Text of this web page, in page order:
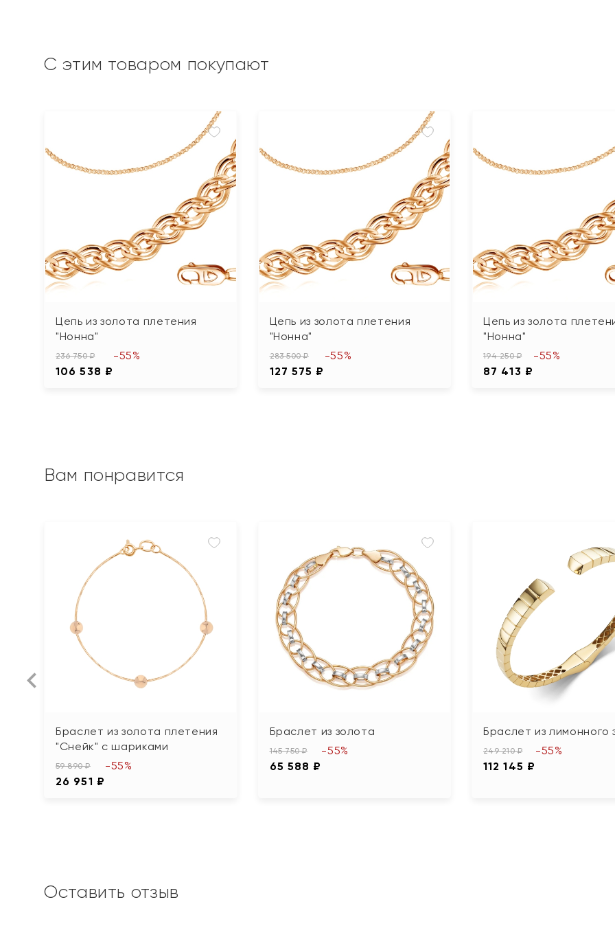
С этим товаром покупают
Цепь из золота плетения
"Нонна"
236 750 ₽
106 538 ₽
-55%
Цепь из золота плетения
"Нонна"
283 500 ₽
127 575 ₽
-55%
Цепь из золота
"Нонна"
194 250 ₽
87 413 ₽
-55%
Вам понравится
Браслет из золота плетения
"Снейк" с шариками
59 890 ₽
26 951 ₽
-55%
Браслет из золота
145 750 ₽
65 588 ₽
-55%
Браслет из лимонного
249 210 ₽
112 145 ₽
-55%
Оставить отзыв